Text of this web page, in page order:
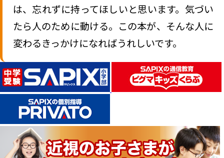
は、忘れずに持ってほしいと思います。気づい
たら人のために動ける。この本が、そんな人に
変わるきっかけになればうれしいです。